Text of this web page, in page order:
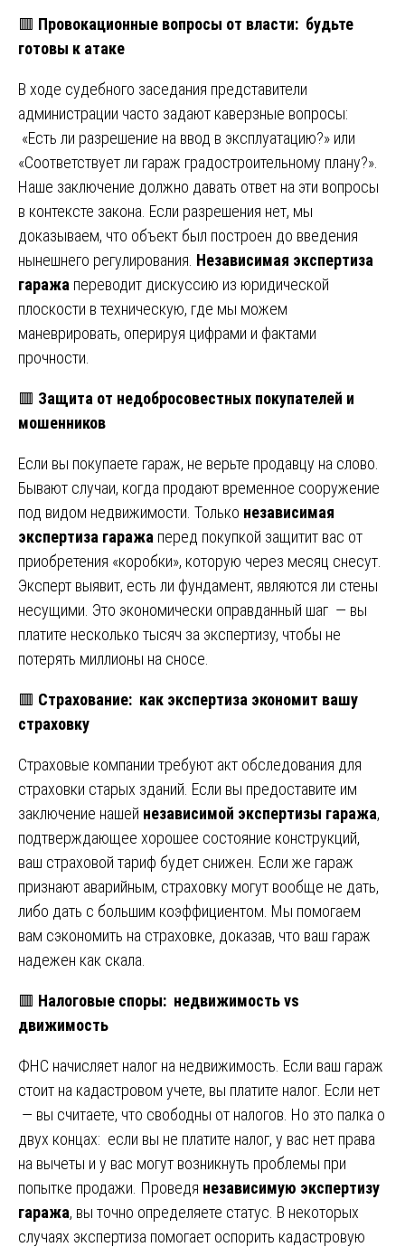
🟥 Провокационные вопросы от власти: будьте
готовы к атаке
В ходе судебного заседания представители
администрации часто задают каверзные вопросы:
«Есть ли разрешение на ввод в эксплуатацию?» или
«Соответствует ли гараж градостроительному плану?».
Наше заключение должно давать ответ на эти вопросы
в контексте закона. Если разрешения нет, мы
доказываем, что объект был построен до введения
нынешнего регулирования. Независимая экспертиза
гаража переводит дискуссию из юридической
плоскости в техническую, где мы можем
маневрировать, оперируя цифрами и фактами
прочности.
🟥 Защита от недобросовестных покупателей и
мошенников
Если вы покупаете гараж, не верьте продавцу на слово.
Бывают случаи, когда продают временное сооружение
под видом недвижимости. Только независимая
экспертиза гаража перед покупкой защитит вас от
приобретения «коробки», которую через месяц снесут.
Эксперт выявит, есть ли фундамент, являются ли стены
несущими. Это экономически оправданный шаг — вы
платите несколько тысяч за экспертизу, чтобы не
потерять миллионы на сносе.
🟥 Страхование: как экспертиза экономит вашу
страховку
Страховые компании требуют акт обследования для
страховки старых зданий. Если вы предоставите им
заключение нашей независимой экспертизы гаража,
подтверждающее хорошее состояние конструкций,
ваш страховой тариф будет снижен. Если же гараж
признают аварийным, страховку могут вообще не дать,
либо дать с большим коэффициентом. Мы помогаем
вам сэкономить на страховке, доказав, что ваш гараж
надежен как скала.
🟥 Налоговые споры: недвижимость vs
движимость
ФНС начисляет налог на недвижимость. Если ваш гараж
стоит на кадастровом учете, вы платите налог. Если нет
— вы считаете, что свободны от налогов. Но это палка о
двух концах: если вы не платите налог, у вас нет права
на вычеты и у вас могут возникнуть проблемы при
попытке продажи. Проведя независимую экспертизу
гаража, вы точно определяете статус. В некоторых
случаях экспертиза помогает оспорить кадастровую